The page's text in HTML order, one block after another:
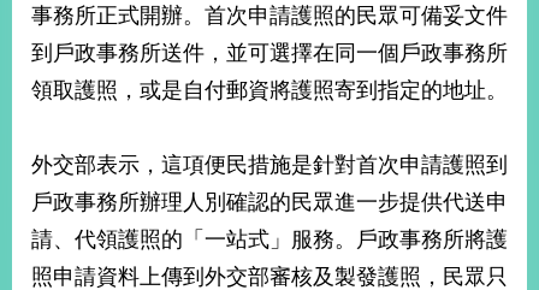
台
海
平
照
回
網
事務所正式開辦。首次申請護照的民眾可備妥文件
到戶政事務所送件，並可選擇在同一個戶政事務所
領取護照，或是自付郵資將護照寄到指定的地址。
外交部表示，這項便民措施是針對首次申請護照到
戶政事務所辦理人別確認的民眾進一步提供代送申
請、代領護照的「一站式」服務。戶政事務所將護
照申請資料上傳到外交部審核及製發護照，民眾只